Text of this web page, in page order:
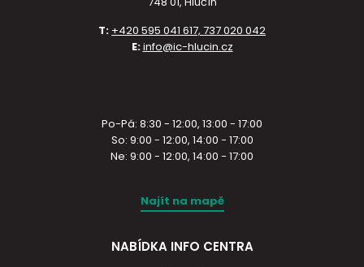
T: +420 595 041 617, 737 020 042
E:info@ic-hlucin.cz
Po-Pá: 8:30 - 12:00, 13:00 - 17:00
So: 9:00 - 12:00, 14:00 - 17:00
Ne: 9:00 - 12:00, 14:00 - 17:00
Najít na mapě
NABÍDKA INFO CENTRA